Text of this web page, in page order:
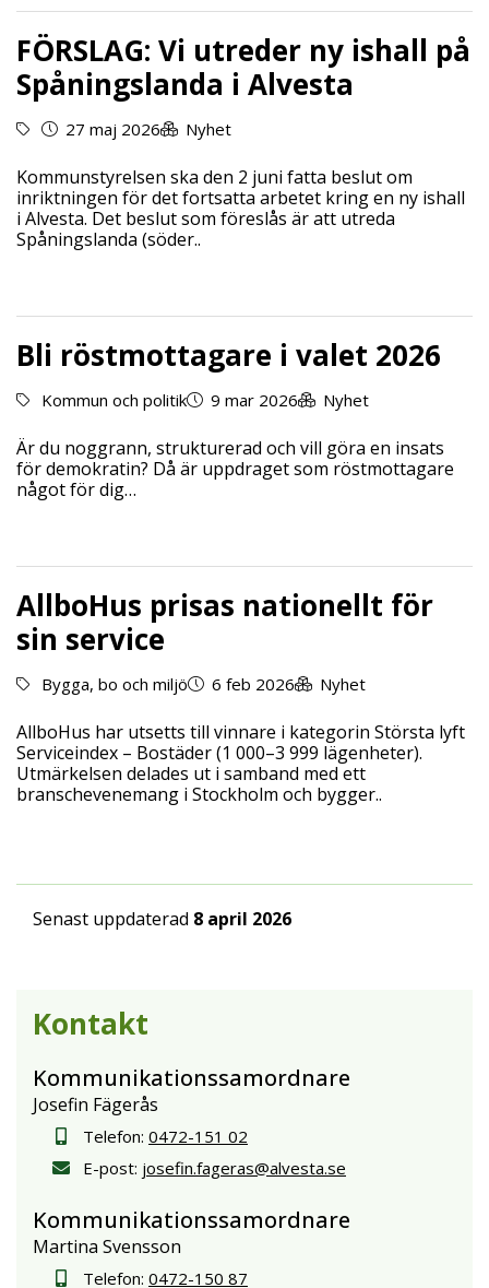
FÖRSLAG: Vi utreder ny ishall på
Spåningslanda i Alvesta
27 maj 2026 Nyhet
Kommunstyrelsen ska den 2 juni fatta beslut om
inriktningen för det fortsatta arbetet kring en ny ishall
i Alvesta. Det beslut som föreslås är att utreda
Spåningslanda (söder..
Bli röstmottagare i valet 2026
Kommun och politik 9 mar 2026 Nyhet
Är du noggrann, strukturerad och vill göra en insats
för demokratin? Då är uppdraget som röstmottagare
något för dig…
AllboHus prisas nationellt för
sin service
Bygga, bo och miljö 6 feb 2026 Nyhet
AllboHus har utsetts till vinnare i kategorin Största lyft
Serviceindex – Bostäder (1 000–3 999 lägenheter).
Utmärkelsen delades ut i samband med ett
branschevenemang i Stockholm och bygger..
Senast uppdaterad 8 april 2026
Kontakt
Kommunikationssamordnare
Josefin Fägerås
Telefon: 0472-151 02
E-post: josefin.fageras@alvesta.se
Kommunikationssamordnare
Martina Svensson
Telefon: 0472-150 87